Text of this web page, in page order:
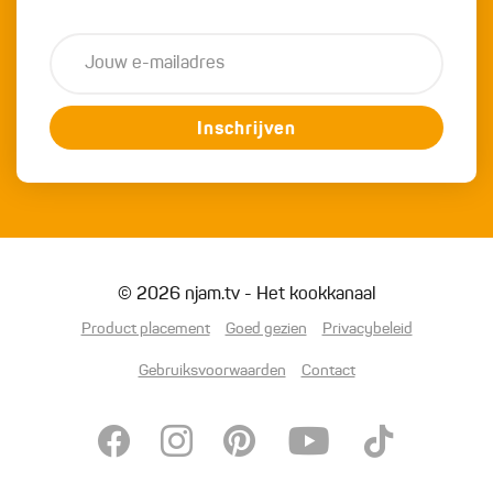
Inschrijven
© 2026 njam.tv - Het kookkanaal
Product placement Goed gezien Privacybeleid
Gebruiksvoorwaarden Contact